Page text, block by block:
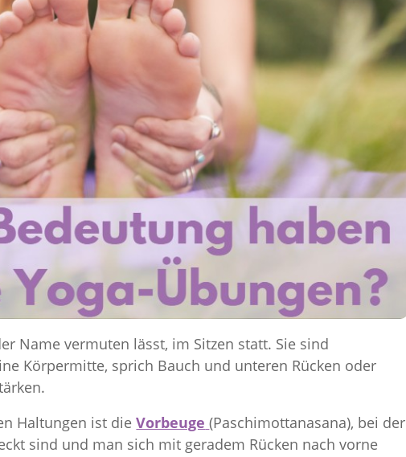
Name vermuten lässt, im Sitzen statt. Sie sind
Körpermitte, sprich Bauch und unteren Rücken oder
Haltungen ist dieVorbeuge (Paschimottanasana), bei der
sind und man sich mit geradem Rücken nach vorne